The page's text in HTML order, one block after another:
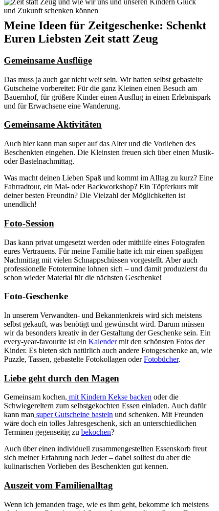
Meine Ideen für Zeitgeschenke: Schenkt
Euren Liebsten Zeit statt Zeug
Gemeinsame Ausflüge
Das muss ja auch gar nicht weit sein. Wir hatten selbst gebastelte
Gutscheine vorbereitet: Für die ganz Kleinen einen Besuch am
Bauernhof, für größere Kinder einen Ausflug in einen Erlebnispark
und für Erwachsene eine Wanderung.
Gemeinsame Aktivitäten
Auch hier kann man super auf das Alter und die Vorlieben des
Beschenkten eingehen. Die Kleinsten freuen sich über einen Musik-
oder Bastelnachmittag.
Was macht deinen Lieben Spaß und kommt im Alltag zu kurz? Eine
Fahrradtour, ein Mal- oder Backworkshop? Ein Töpferkurs mit
deiner besten Freundin? Die Vielzahl der Möglichkeiten ist
unendlich!
Foto-Session
Das kann privat umgesetzt werden oder mithilfe eines Fotografen
eures Vertrauens. Für meine Familie hatte ich mir einen spaßigen
Nachmittag mit vielen Schnappschüssen vorgestellt. Aber auch
professionelle Fototermine lohnen sich – und damit produzierst du
schon wieder Material für die nächsten Geschenke!
Foto-Geschenke
In unserem Verwandten- und Bekanntenkreis wird sich meistens
selbst gekauft, was benötigt und gewünscht wird. Darum müssen
wir da besonders kreativ in der Gestaltung der Geschenke sein. Ein
every-year-favourite ist ein Kalendermit den schönsten Fotos der
Kinder. Es bieten sich natürlich auch andere Fotogeschenke an, wie
Puzzle, Tassen, gebastelte Fotokollagen oderFotobücher.
Liebe geht durch den Magen
Gemeinsam kochen, mit Kindern Kekse backen oder die
Schwiegereltern zum selbstgekochten Essen einladen. Auch dafür
kann man super Gutscheine basteln und schenken. Mit Freunden
wäre doch ein tolles Jahresgeschenk, sich an unterschiedlichen
Terminen gegenseitig zu bekochen?
Auch über einen individuell zusammengestellten Essenskorb freut
sich meiner Erfahrung nach Jeder – dabei solltest du aber die
kulinarischen Vorlieben des Beschenkten gut kennen.
Auszeit vom Familienalltag
Wenn ich jemanden frage, wie es ihm geht, bekomme ich meistens